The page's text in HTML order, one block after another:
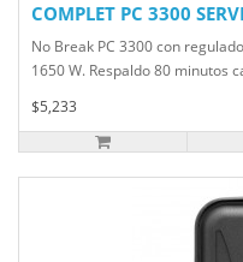
COMPLET PC 3300
No Break PC 3300 con
1650 W. Respaldo 80 minutos
$5,233